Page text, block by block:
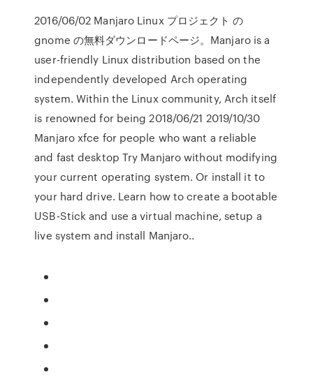
2016/06/02 Manjaro Linux プロジェクト の
gnome の無料ダウンロードページ。Manjaro is a
user-friendly Linux distribution based on the
independently developed Arch operating
system. Within the Linux community, Arch itself
is renowned for being 2018/06/21 2019/10/30
Manjaro xfce for people who want a reliable
and fast desktop Try Manjaro without modifying
your current operating system. Or install it to
your hard drive. Learn how to create a bootable
USB-Stick and use a virtual machine, setup a
live system and install Manjaro..